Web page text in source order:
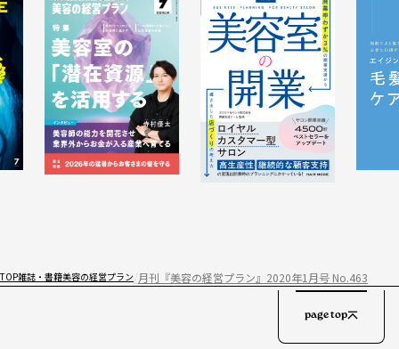
TOP雑誌・書籍美容の経営プラン 月刊『美容の経営プラン』2020年1月号 No.463
page top